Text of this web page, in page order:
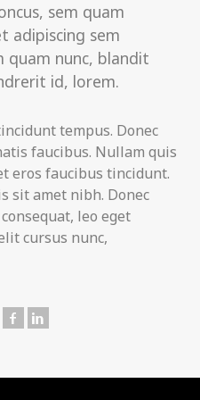
sem quam
adipiscing sem
quam nunc, blandit
id, lorem.
tempus. Donec
faucibus. Nullam quis
eros faucibus tincidunt.
sit amet nibh. Donec
leo eget
cursus nunc,